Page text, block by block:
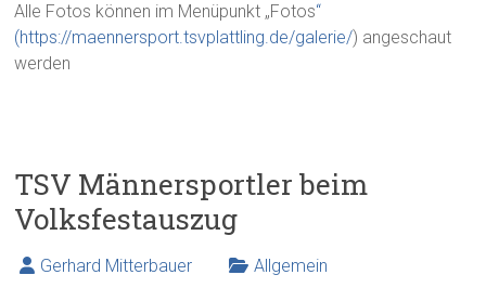
Alle Fotos können im Menüpunkt „Fotos“
(https://maennersport.tsvplattling.de/galerie/) angeschaut
werden
TSV Männersportler beim
Volksfestauszug
Gerhard Mitterbauer Allgemein